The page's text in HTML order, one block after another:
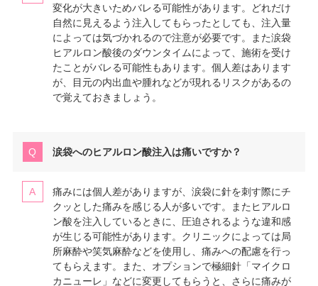
変化が大きいためバレる可能性があります。どれだけ
自然に見えるよう注入してもらったとしても、注入量
によっては気づかれるので注意が必要です。また涙袋
ヒアルロン酸後のダウンタイムによって、施術を受け
たことがバレる可能性もあります。個人差はあります
が、目元の内出血や腫れなどが現れるリスクがあるの
で覚えておきましょう。
涙袋へのヒアルロン酸注入は痛いですか？
痛みには個人差がありますが、涙袋に針を刺す際にチ
クッとした痛みを感じる人が多いです。またヒアルロ
ン酸を注入しているときに、圧迫されるような違和感
が生じる可能性があります。クリニックによっては局
所麻酔や笑気麻酔などを使用し、痛みへの配慮を行っ
てもらえます。また、オプションで極細針「マイクロ
カニューレ」などに変更してもらうと、さらに痛みが